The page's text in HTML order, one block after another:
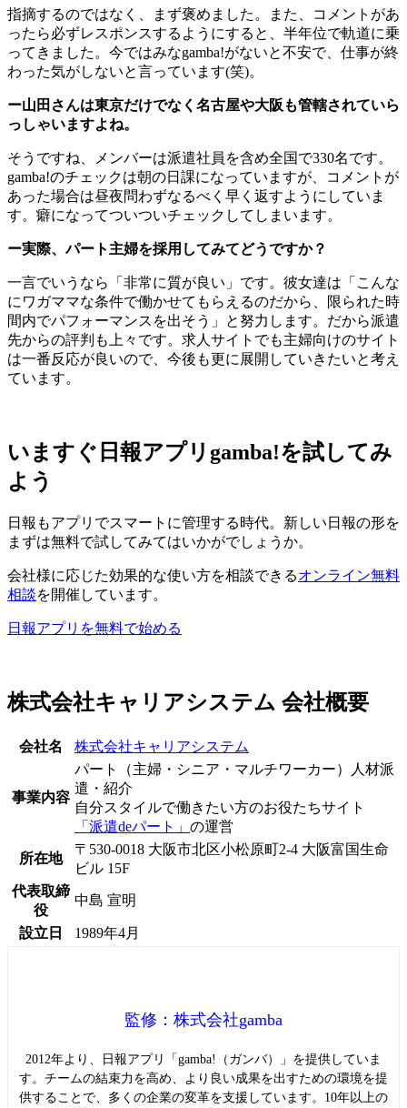
指摘するのではなく、まず褒めました。また、コメントがあ
ったら必ずレスポンスするようにすると、半年位で軌道に乗
ってきました。今ではみなgamba!がないと不安で、仕事が終
わった気がしないと言っています(笑)。
ー山田さんは東京だけでなく名古屋や大阪も管轄されていら
っしゃいますよね。
そうですね、メンバーは派遣社員を含め全国で330名です。
gamba!のチェックは朝の日課になっていますが、コメントが
あった場合は昼夜問わずなるべく早く返すようにしていま
す。癖になってついついチェックしてしまいます。
ー実際、パート主婦を採用してみてどうですか？
一言でいうなら「非常に質が良い」です。彼女達は「こんな
にワガママな条件で働かせてもらえるのだから、限られた時
間内でパフォーマンスを出そう」と努力します。だから派遣
先からの評判も上々です。求人サイトでも主婦向けのサイト
は一番反応が良いので、今後も更に展開していきたいと考え
ています。
いますぐ日報アプリgamba!を試してみ
よう
日報もアプリでスマートに管理する時代。新しい日報の形を
まずは無料で試してみてはいかがでしょうか。
会社様に応じた効果的な使い方を相談できるオンライン無料
相談を開催しています。
日報アプリを無料で始める
株式会社キャリアシステム 会社概要
会社名 株式会社キャリアシステム
事業内容
パート（主婦・シニア・マルチワーカー）人材派
遣・紹介
自分スタイルで働きたい方のお役たちサイト
「派遣deパート」 の運営
所在地
〒530-0018 大阪市北区小松原町2-4 大阪富国生命
ビル 15F
代表取締
役
中島 宣明
設立日 1989年4月
監修：株式会社gamba
2012年より、日報アプリ「gamba!（ガンバ）」を提供していま
す。チームの結束力を高め、より良い成果を出すための環境を提
供することで、多くの企業の変革を支援しています。10年以上の